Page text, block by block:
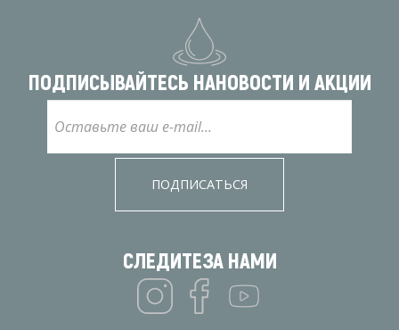
ПОДПИСЫВАЙТЕСЬ НАНОВОСТИ И АКЦИИ
ПОДПИСАТЬСЯ
СЛЕДИТЕЗА НАМИ